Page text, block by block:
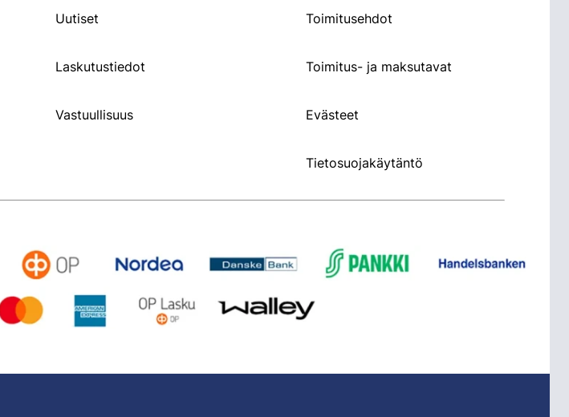
Uutiset
Laskutustiedot
Vastuullisuus
Toimitusehdot
Toimitus- ja maksutavat
Evästeet
Tietosuojakäytäntö